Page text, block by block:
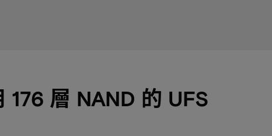
176 層 NAND 的 UFS